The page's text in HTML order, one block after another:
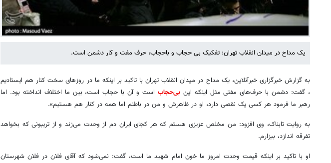
یک مداح در میدان انقلاب تهران: تفکیک بی حجاب و باحجاب، حرف مفت و کار دشمن است.
به گزارش خبرگزاری خبرآنلاین، یک مداح در میدان انقلاب تهران با تاکید بر اینکه ما در روزهای سخت کنار هم ایستادیم
، گفت: دشمن با حرف‌های مفتی مثل اینکه اینبی‌حجاب است و آن با حجاب است، بین ما اختلاف انداخته بود. اما
رهبر ما فرمود هر کسی یک نقصی دارد، او در ظاهرش و من در باطنم اما همه در کنار هم هستیم».
به روایت تابناک، وی افزود: من مخلص عزیزی هستم که هر کجای ایران دم از وحدت می‌زند و از تریبونی که بخواهد
تفرقه اندازد، بیزارم.
او با تاکید بر اینکه قیمت وحدت امروز ما خون امام شهید ما است، گفت: نمی‌شود که آقای فلان در فلان شهرستان